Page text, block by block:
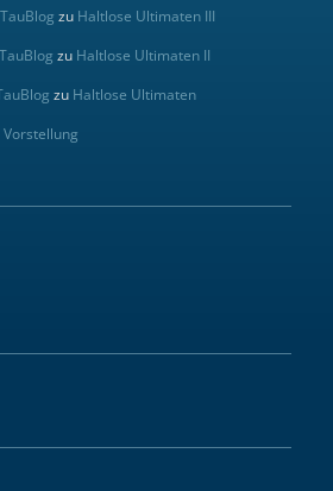
zu Haltlose Ultimaten III
zu Haltlose Ultimaten II
zu Haltlose Ultimaten